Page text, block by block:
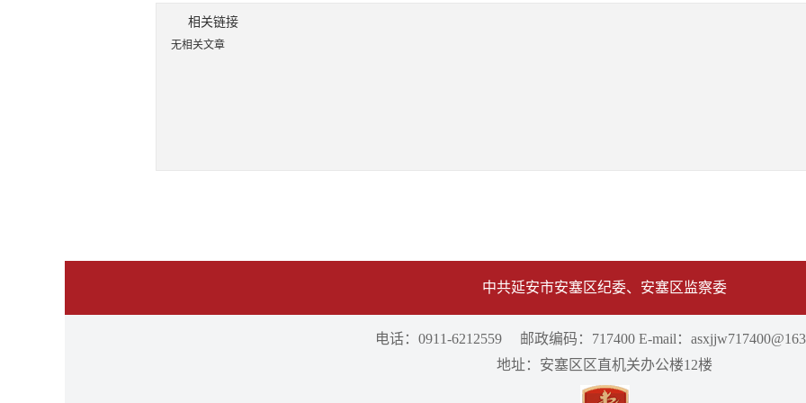
相关链接
无相关文章
中共延安市安塞区纪委、安塞区监察委
电话：0911-6212559 邮政编码：717400 E-mail：
地址：安塞区区直机关办公楼12楼